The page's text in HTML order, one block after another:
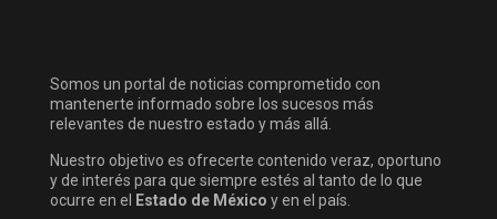
Somos un portal de noticias comprometido con
mantenerte informado sobre los sucesos más
relevantes de nuestro estado y más allá.
Nuestro objetivo es ofrecerte contenido veraz, oportuno
y de interés para que siempre estés al tanto de lo que
ocurre en el
Estado de México y en el país.